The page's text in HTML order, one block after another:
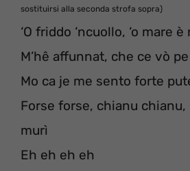
sostituirsi alla seconda strofa sopra)
‘O friddo ‘ncuollo, ‘o mare
M’hê affunnat, che ce vò
Mo ca je me sento forte
Forse forse, chianu chianu,
murì
Eh eh eh eh